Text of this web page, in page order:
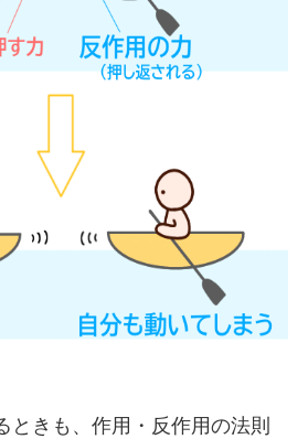
ときも、作用・反作用の法則